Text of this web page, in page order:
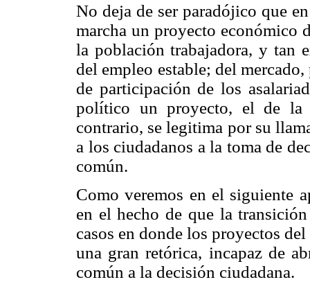
No deja de ser paradójico que
marcha un proyecto económico
la población trabajadora, y tan
del empleo estable; del
de participación de los
político un proyecto, el de la
contrario, se legitima por su
a los ciudadanos a la toma de
común.
Como veremos en el siguiente
en el hecho de que la
casos en donde los proyectos
una gran retórica, incapaz de
común a la decisión ciudadana.